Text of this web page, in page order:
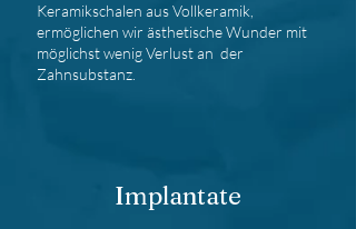
Keramikschalen aus Vollkeramik,
ermöglichen wir ästhetische Wunder mit
möglichst wenigVerlustan der
Zahnsubstanz.
Implantate